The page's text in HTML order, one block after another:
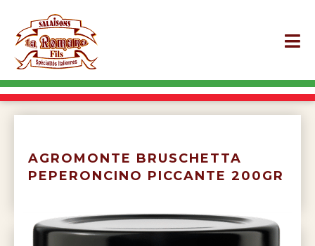
AGROMONTE BRUSCHETTA
PEPERONCINO PICCANTE 200GR